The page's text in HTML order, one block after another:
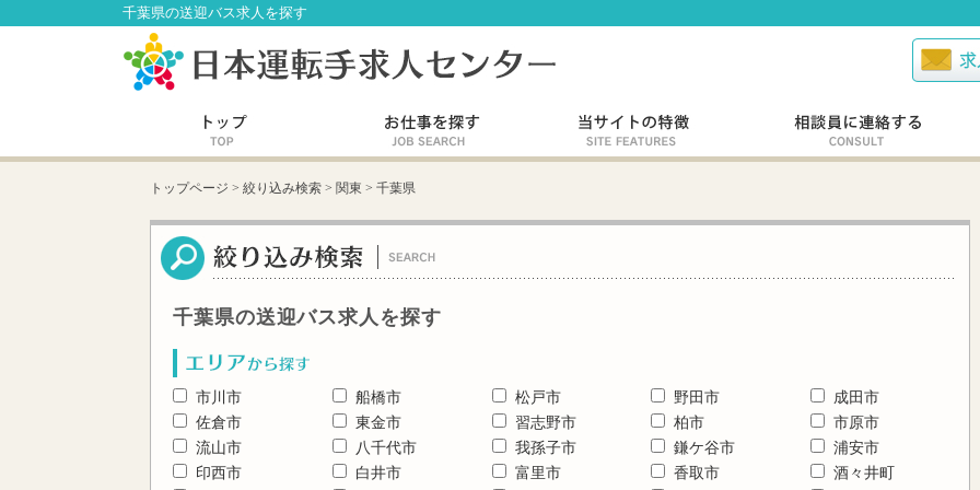
千葉県の送迎バス求人を探す
トップページ > 絞り込み検索 > 関東 > 千葉県
千葉県の送迎バス求人を探す
市川市 船橋市 松戸市 野田市
成田市
佐倉市
東金市 習志野市 柏市
市原市
流山市
八千代市 我孫子市 鎌ケ谷市
浦安市
印西市
白井市 富里市 香取市 酒々井町